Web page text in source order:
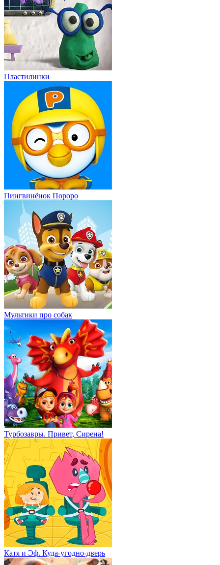
Пластилинки
Пингвинёнок Пороро
Мультики про собак
Турбозавры. Привет, Сирена!
Катя и Эф. Куда-угодно-дверь